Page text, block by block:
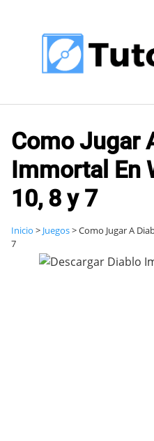
contenido
Como Jugar
Immortal En
10, 8 y 7
Inicio > Juegos>Como Jugar A
7